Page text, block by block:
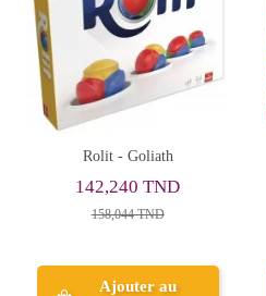
Rolit - Goliath
142,240 TND
158,044 TND
Ajouter au